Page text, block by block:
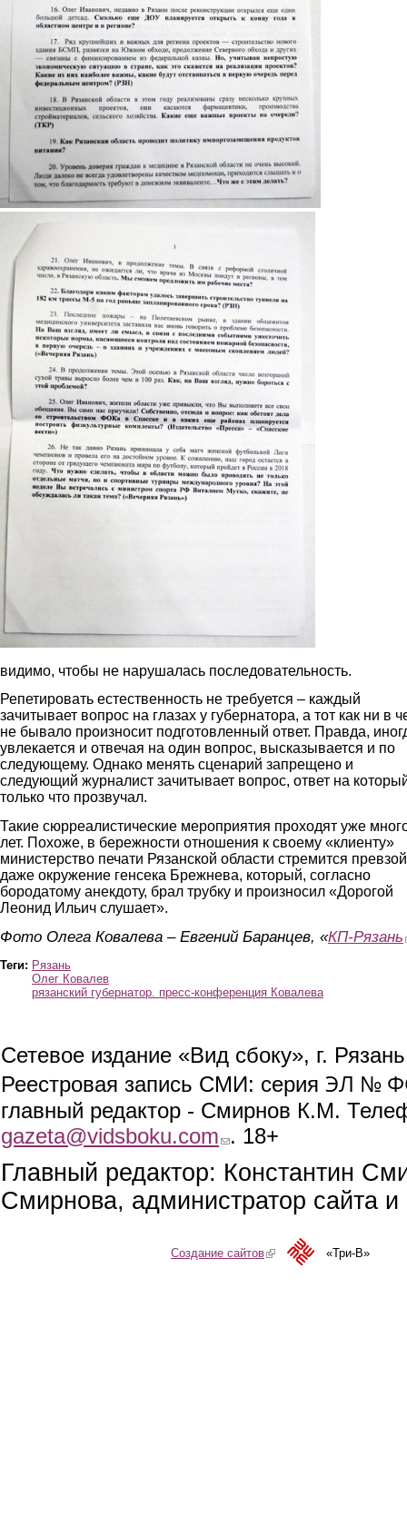
видимо, чтобы не нарушалась последовательность.
Репетировать естественность не требуется – каждый
зачитывает вопрос на глазах у губернатора, а тот как ни в
не бывало произносит подготовленный ответ. Правда,
увлекается и отвечая на один вопрос, высказывается и по
следующему. Однако менять сценарий запрещено и
следующий журналист зачитывает вопрос, ответ на
только что прозвучал.
Такие сюрреалистические мероприятия проходят уже
лет. Похоже, в бережности отношения к своему «клиенту»
министерство печати Рязанской области стремится
даже окружение генсека Брежнева, который, согласно
бородатому анекдоту, брал трубку и произносил «Дорогой
Леонид Ильич слушает».
Фото Олега Ковалева – Евгений Баранцев, «КП-Рязань
Теги: Рязань
Олег Ковалев
рязанский губернатор. пресс-конференция Ковалева
Сетевое издание «Вид сбоку», г.
Реестровая запись СМИ: серия ЭЛ №
главный редактор - Смирнов К.М.
gazeta@vidsboku.com (link sends e-mail)
. 18+
Главный редактор: Константин
Смирнова, администратор сайта
Создание сайтов(link is external)«Три-В»